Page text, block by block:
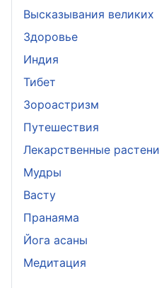
Высказывания великих
Здоровье
Индия
Тибет
Зороастризм
Путешествия
Лекарственные
Мудры
Васту
Пранаяма
Йога асаны
Медитация